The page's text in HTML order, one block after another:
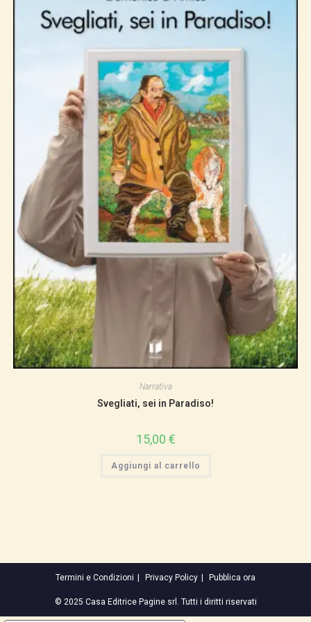
Narrativa
Svegliati, sei in Paradiso!
15,00 €
Aggiungi al carrello
Termini e Condizioni Privacy Policy Pubblica ora
© 2025 Casa Editrice Pagine srl. Tutti i diritti riservati